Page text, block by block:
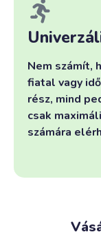
Nem számít,
fiatal vagy
rész, mind
csak
számára